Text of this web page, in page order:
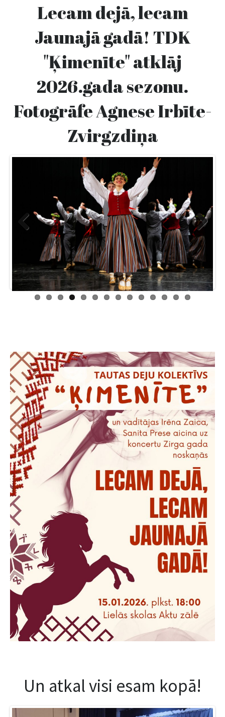
Lecam dejā, lecam
Jaunajā gadā! TDK
"Ķimenīte" atklāj
2026.gada sezonu.
Fotogrāfe Agnese Irbīte-
Zvirgzdiņa
Next
Un atkal visi esam kopā!